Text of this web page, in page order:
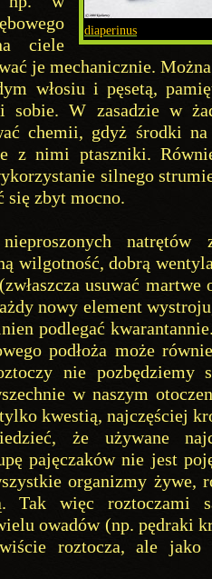
diaperinus
ciele
je mechanicznie.
włosiu i pęsetą,
sobie. W zasadzie w
chemii, gdyż środki
z nimi ptaszniki.
silnego
się zbyt mocno.
natrętów
wilgotność, dobrą
usuwać martwe
nowy element
podlegać
podłoża może
nie
w naszym
kwestią, najczęściej
że używane
pajęczaków nie jest
organizmy żywe,
Tak więc roztoczami
owadów (np. pędraki
roztocza, ale jako